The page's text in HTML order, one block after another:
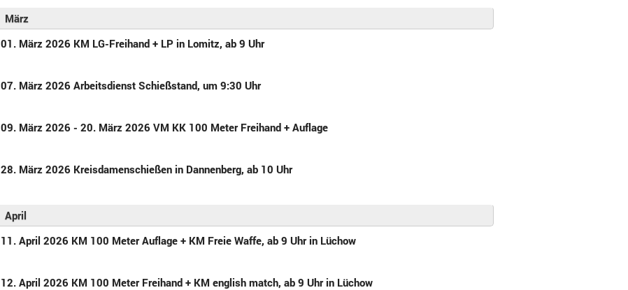
März
01. März 2026 KM LG-Freihand + LP in Lomitz, ab 9 Uhr
07. März 2026 Arbeitsdienst Schießstand, um 9:30 Uhr
09. März 2026 - 20. März 2026 VM KK 100 Meter Freihand + Auflage
28. März 2026 Kreisdamenschießen in Dannenberg, ab 10 Uhr
April
11. April 2026 KM 100 Meter Auflage + KM Freie Waffe, ab 9 Uhr in Lüchow
12. April 2026 KM 100 Meter Freihand + KM english match, ab 9 Uhr in Lüchow